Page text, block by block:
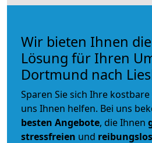
Wir bieten Ihnen
Lösung für Ihren
Dortmund nach
Sparen Sie sich Ihre
uns Ihnen helfen. Bei uns
besten Angebote, die Ihnen
stressfreien und